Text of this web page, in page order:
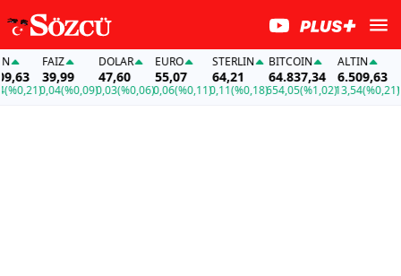
FAİZ
39,99
0,04(%0,09)
DOLAR
47,60
0,03(%0,06)
EURO
55,07
0,06(%0,11)
STERLIN
64,21
0,11(%0,18)
BITCOIN
64.837,34
654,05(%1,02)
ALTIN
6.509,63
13,54(%0,21)